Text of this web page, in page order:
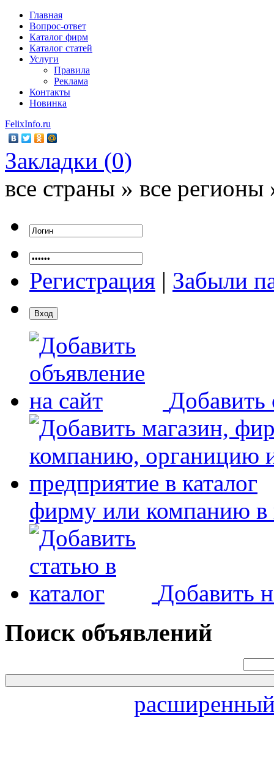
Главная
Вопрос-ответ
Каталог фирм
Каталог статей
Услуги
Правила
Реклама
Контакты
Новинка
FelixInfo.ru
Закладки (0)
все страны » все регионы
Регистрация | Забыли
Добавить
фирму или компанию в
Добавить
Поиск объявлений